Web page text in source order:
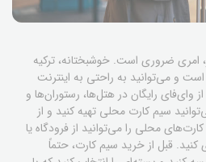
امری ضروری است. خوشبختانه، ترکیه
و می‌توانید به راحتی به اینترنت
وای‌فای رایگان در هتل‌ها، رستوران‌ها و
سیم کارت محلی تهیه کنید و از
محلی را می‌توانید از فرودگاه یا
قبل از خرید سیم کارت، حتماً